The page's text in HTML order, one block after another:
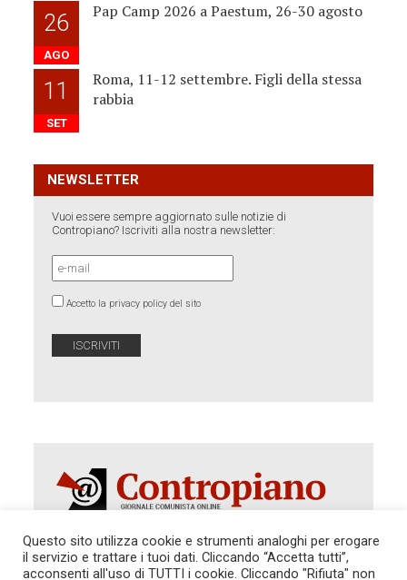
26
AGO
Pap Camp 2026 a Paestum, 26-30 agosto
11
SET
Roma, 11-12 settembre. Figli della stessa
rabbia
NEWSLETTER
Vuoi essere sempre aggiornato sulle notizie di
Contropiano? Iscriviti alla nostra newsletter:
Accetto la privacy policy del sito
Autorizzazione del Tribunale di Roma 286 del 31
Questo sito utilizza cookie e strumenti analoghi per erogare
il servizio e trattare i tuoi dati. Cliccando “Accetta tutti”,
acconsenti all'uso di TUTTI i cookie. Cliccando "Rifiuta" non